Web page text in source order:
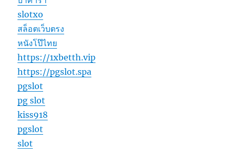
slotxo
สล็อตเว็บตรง
หนังโป๊ไทย
https://1xbetth.vip
https://pgslot.spa
pgslot
pg slot
kiss918
pgslot
slot